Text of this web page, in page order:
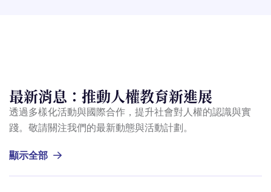
最新消息：推動人權教育新進展
透過多樣化活動與國際合作，提升社會對人權的認識與實
踐。敬請關注我們的最新動態與活動計劃。
顯示全部